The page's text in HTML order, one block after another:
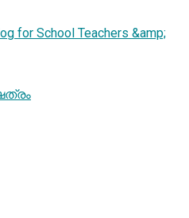
for School Teachers &amp;